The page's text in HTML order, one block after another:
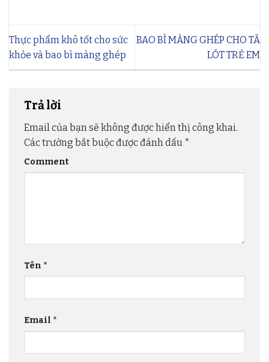
Thực phẩm khô tốt cho sức
khỏe và bao bì màng ghép
BAO BÌ MÀNG GHÉP CHO TÃ
LÓT TRẺ EM
Trả lời
Email của bạn sẽ không được hiển thị công khai.
Các trường bắt buộc được đánh dấu *
Comment
Tên *
Email *